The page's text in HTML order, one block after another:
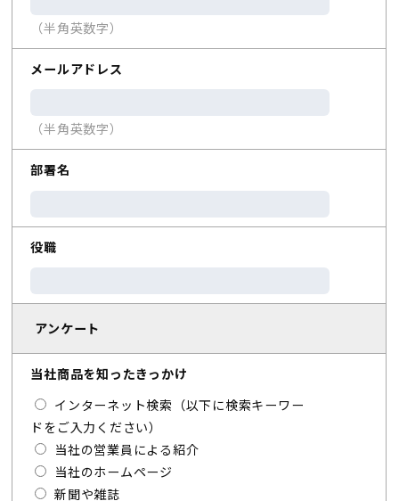
（半角英数字）
メールアドレス
（半角英数字）
部署名
役職
アンケート
当社商品を知ったきっかけ
インターネット検索（以下に検索キーワー
ドをご入力ください）
当社の営業員による紹介
当社のホームページ
新聞や雑誌